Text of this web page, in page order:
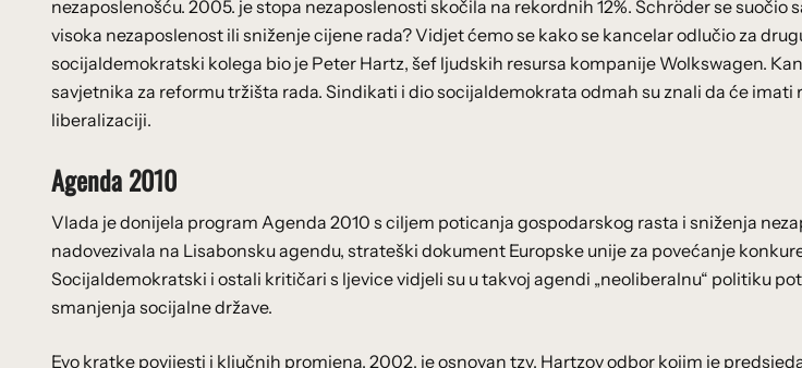
nezaposlenošću. 2005. je stopa nezaposlenosti skočila na rekordnih 12%. Schröder se suočio
visoka nezaposlenost ili sniženje cijene rada? Vidjet ćemo se kako se kancelar odlučio za
socijaldemokratski kolega bio je Peter Hartz, šef ljudskih resursa kompanije Wolkswagen.
savjetnika za reformu tržišta rada. Sindikati i dio socijaldemokrata odmah su znali da će imati
liberalizaciji.
Agenda 2010
Vlada je donijela program Agenda 2010 s ciljem poticanja gospodarskog rasta i sniženja
nadovezivala na Lisabonsku agendu, strateški dokument Europske unije za povećanje
Socijaldemokratski i ostali kritičari s ljevice vidjeli su u takvoj agendi „neoliberalnu“ politiku
smanjenja socijalne države.
Evo kratke povijesti i ključnih promjena. 2002. je osnovan tzv. Hartzov odbor kojim je